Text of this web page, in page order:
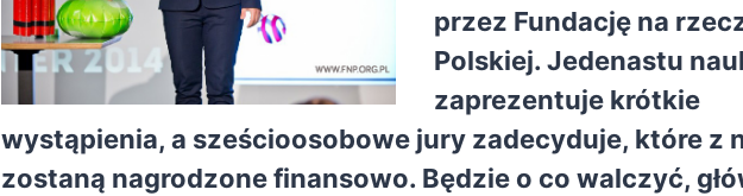
przez Fundację na
Polskiej. Jedenastu
zaprezentuje krótkie
wystąpienia, a sześcioosobowe jury zadecyduje, które z
zostaną nagrodzone finansowo. Będzie o co walczyć,